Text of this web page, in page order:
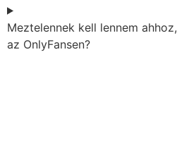
Meztelennek kell lennem
az OnlyFansen?